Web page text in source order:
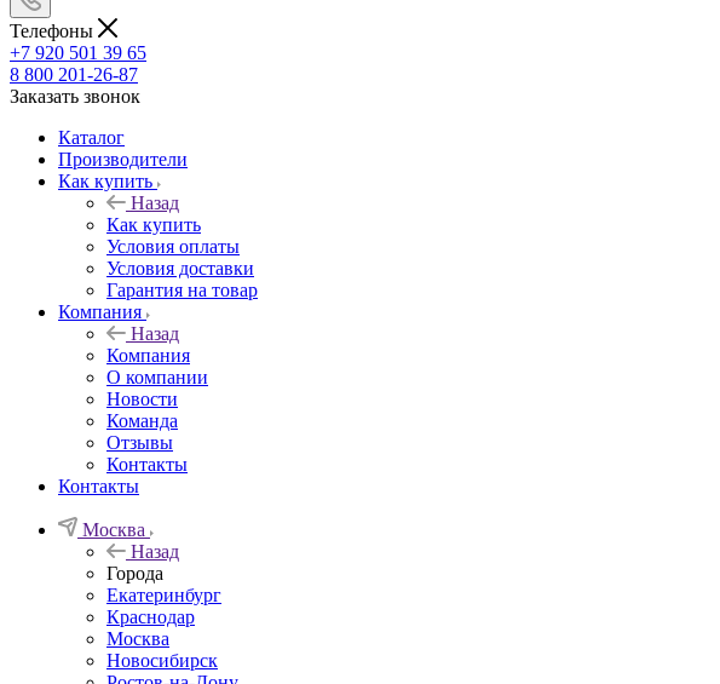
Телефоны
+7 920 501 39 65
8 800 201-26-87
Заказать звонок
Каталог
Производители
Как купить
Назад
Как купить
Условия оплаты
Условия доставки
Гарантия на товар
Компания
Назад
Компания
О компании
Новости
Команда
Отзывы
Контакты
Контакты
Москва
Назад
Города
Екатеринбург
Краснодар
Москва
Новосибирск